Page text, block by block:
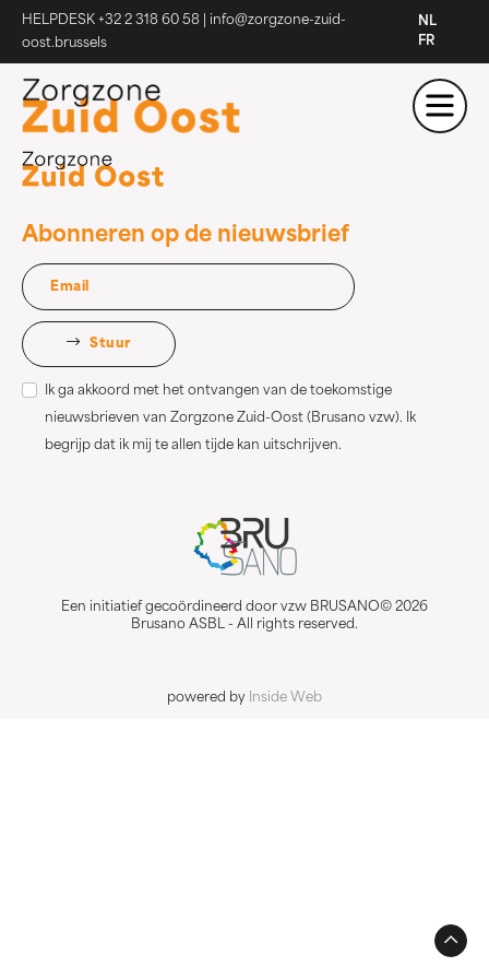
HELPDESK +32 2 318 60 58
info@zorgzone-zuid-
oost.brussels
NL
FR
Abonneren op de nieuwsbrief
Stuur
Ik ga akkoord met het ontvangen van de toekomstige
nieuwsbrieven van Zorgzone Zuid-Oost (Brusano vzw). Ik
begrijp dat ik mij te allen tijde kan uitschrijven.
Een initiatief gecoördineerd door vzw BRUSANO© 2026
Brusano ASBL - All rights reserved.
powered by Inside Web